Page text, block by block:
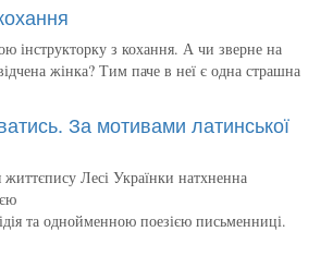
інструкторку з кохання. А чи зверне на
жінка? Тим паче в неї є одна страшна
За мотивами латинської
життєпису Лесі Українки натхненна
та однойменною поезією письменниці.